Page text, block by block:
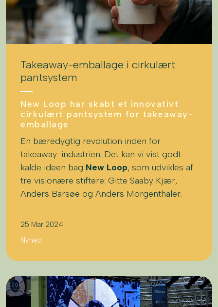
Takeaway-emballage i cirkulært
pantsystem
New Loop har skabt et innovativt
cirkulært pantsystem for takeaway-
emballage
En bæredygtig revolution inden for
takeaway-industrien. Det kan vi vist godt
kalde ideen bag New Loop, som udvikles af
tre visionære stiftere: Gitte Saaby Kjær,
Anders Barsøe og Anders Morgenthaler.
25 Mar 2024
Nyhed